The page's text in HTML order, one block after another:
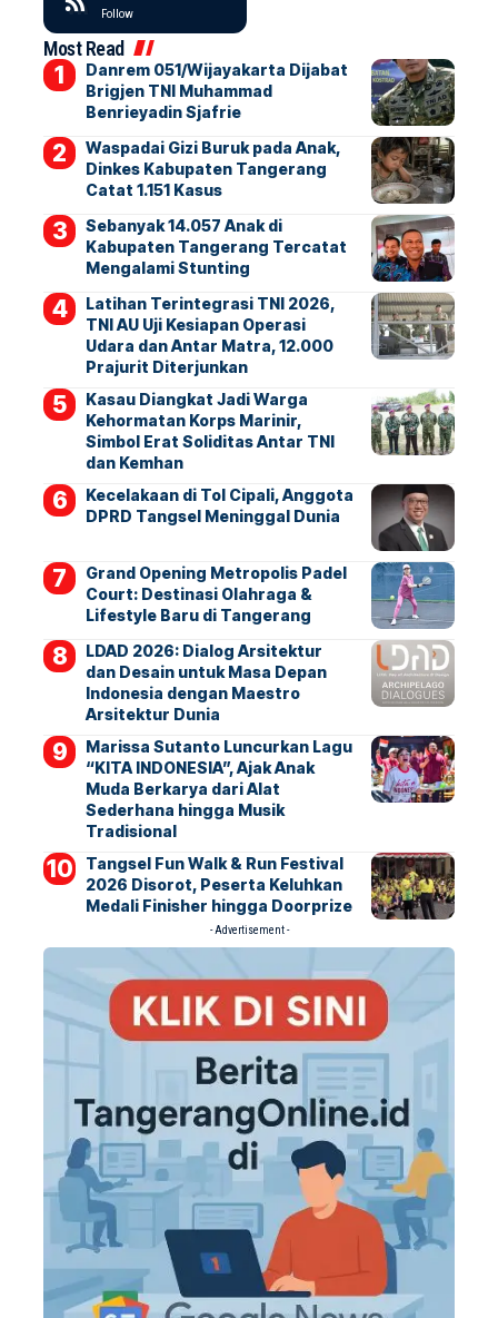
Follow
Most Read
Danrem 051/Wijayakarta Dijabat
Brigjen TNI Muhammad
Benrieyadin Sjafrie
Waspadai Gizi Buruk pada Anak,
Dinkes Kabupaten Tangerang
Catat 1.151 Kasus
Sebanyak 14.057 Anak di
Kabupaten Tangerang Tercatat
Mengalami Stunting
Latihan Terintegrasi TNI 2026,
TNI AU Uji Kesiapan Operasi
Udara dan Antar Matra, 12.000
Prajurit Diterjunkan
Kasau Diangkat Jadi Warga
Kehormatan Korps Marinir,
Simbol Erat Soliditas Antar TNI
dan Kemhan
Kecelakaan di Tol Cipali, Anggota
DPRD Tangsel Meninggal Dunia
Grand Opening Metropolis Padel
Court: Destinasi Olahraga &
Lifestyle Baru di Tangerang
LDAD 2026: Dialog Arsitektur
dan Desain untuk Masa Depan
Indonesia dengan Maestro
Arsitektur Dunia
Marissa Sutanto Luncurkan Lagu
“KITA INDONESIA”, Ajak Anak
Muda Berkarya dari Alat
Sederhana hingga Musik
Tradisional
Tangsel Fun Walk & Run Festival
2026 Disorot, Peserta Keluhkan
Medali Finisher hingga Doorprize
- Advertisement -